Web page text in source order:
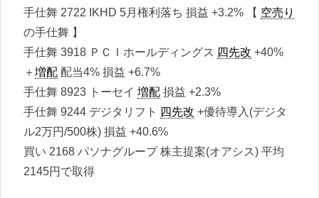
手仕舞 2722 IKHD 5月権利落ち 損益 +3.2% 【 空売り
の手仕舞 】
手仕舞 3918 ＰＣＩホールディングス 四先改 +40%
＋増配 配当4% 損益 +6.7%
手仕舞 8923 トーセイ 増配 損益 +2.3%
手仕舞 9244 デジタリフト
四先改 +優待導入(デジタ
ル2万円/500株) 損益 +40.6%
買い 2168 パソナグループ 株主提案(オアシス) 平均
2145円で取得